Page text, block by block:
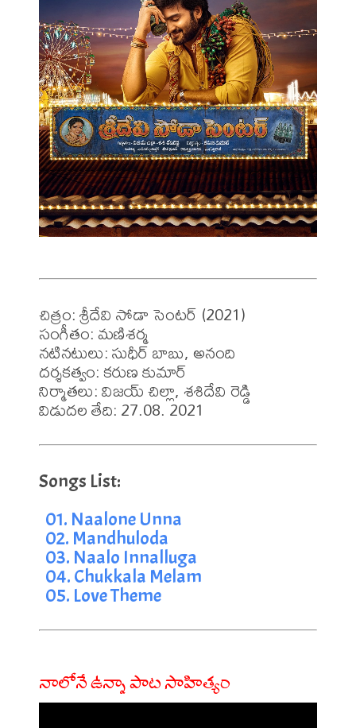
చిత్రం: శ్రీదేవి సోడా సెంటర్ (2021)
సంగీతం: మణిశర్మ
నటినటులు: సుధీర్ బాబు, అనంది
దర్శకత్వం: కరుణ కుమార్
నిర్మాతలు: విజయ్ చిల్లా, శశిదేవి రెడ్డి
విడుదల తేది: 27.08. 2021
01. Naalone Unna
02. Mandhuloda
03. Naalo Innalluga
04. Chukkala Melam
05. Love Theme
నాలోనే ఉన్నా పాట సాహిత్యం